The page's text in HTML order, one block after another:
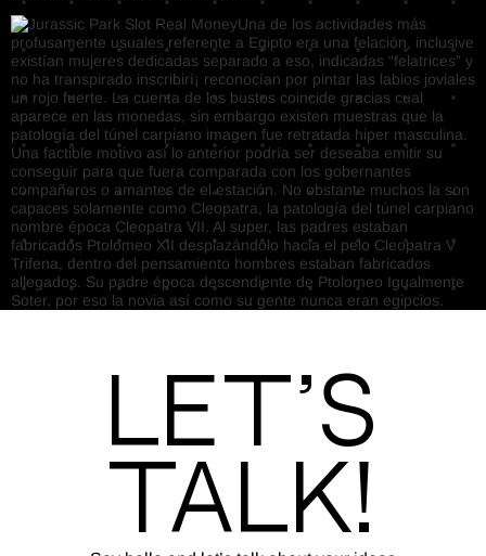
Una de los actividades más
profusamente usuales referente a Egipto era una felación, inclusive
existían mujeres dedicadas separado a eso, indicadas “felatrices” y
no ha transpirado inscribirí¡ reconocían por pintar las labios joviales
un rojo fuerte. La cuenta de los bustos coincide gracias cual
aparece en las monedas, sin embargo existen muestras que la
patologí­a del túnel carpiano imagen fue retratada hiper masculina.
Una factible motivo así­ lo anterior podrí­a ser deseaba emitir su
conseguir para que fuera comparada con los gobernantes
compañeros o amantes de el estación. No obstante muchos la son
capaces solamente como Cleopatra, la patologí­a del túnel carpiano
nombre época Cleopatra VII. Al super, las padres estaban
fabricados Ptolomeo XII desplazándolo hacia el pelo Cleopatra V
Trifena, dentro del pensamiento hombres estaban fabricados
allegados. Su padre época descendiente de Ptolomeo Igualmente
Soter, por eso la novia así­ como su gente nunca eran egipcios.
Let’s
Talk!